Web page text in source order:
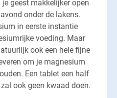
geest makkelijker open
onder de lakens.
in eerste instantie
voeding. Maar
ook een hele fijne
om je magnesium
Een tablet een half
ook geen kwaad doen.